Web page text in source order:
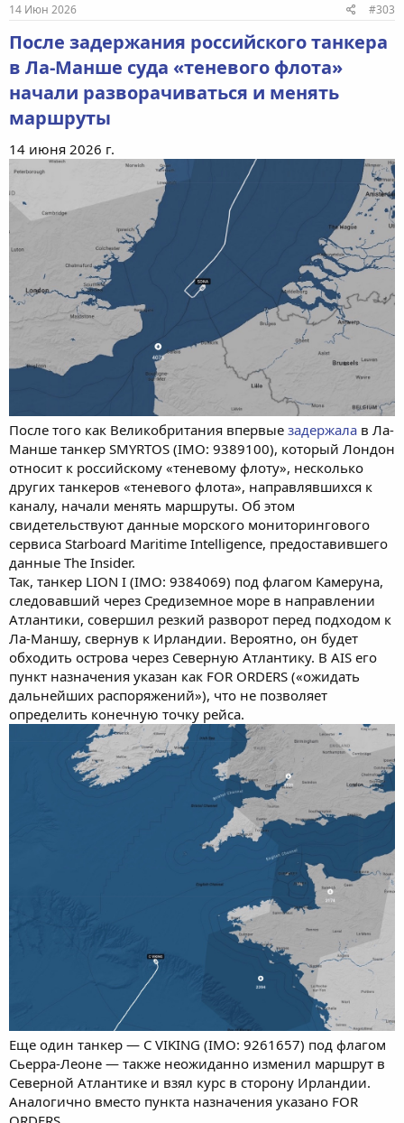
14 Июн 2026 #303
После задержания российского танкера
в Ла-Манше суда «теневого флота»
начали разворачиваться и менять
маршруты
14 июня 2026 г.
После того как Великобритания впервые задержала в Ла-
Манше танкер SMYRTOS (IMO: 9389100), который Лондон
относит к российскому «теневому флоту», несколько
других танкеров «теневого флота», направлявшихся к
каналу, начали менять маршруты. Об этом
свидетельствуют данные морского мониторингового
сервиса Starboard Maritime Intelligence, предоставившего
данные The Insider.
Так, танкер LION I (IMO: 9384069) под флагом Камеруна,
следовавший через Средиземное море в направлении
Атлантики, совершил резкий разворот перед подходом к
Ла-Маншу, свернув к Ирландии. Вероятно, он будет
обходить острова через Северную Атлантику. В AIS его
пункт назначения указан как FOR ORDERS («ожидать
дальнейших распоряжений»), что не позволяет
определить конечную точку рейса.
Еще один танкер — C VIKING (IMO: 9261657) под флагом
Сьерра-Леоне — также неожиданно изменил маршрут в
Северной Атлантике и взял курс в сторону Ирландии.
Аналогично вместо пункта назначения указано FOR